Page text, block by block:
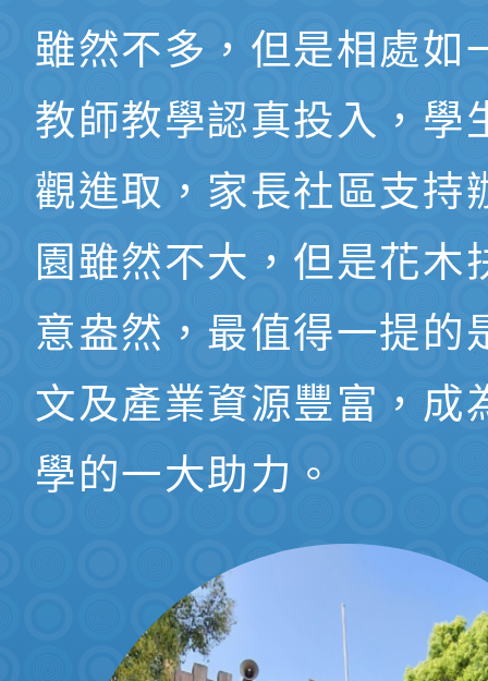
雖然不多，但是相處如
教師教學認真投入，學
觀進取，家長社區支持
園雖然不大，但是花木
意盎然，最值得一提的
文及產業資源豐富，成
學的一大助力。